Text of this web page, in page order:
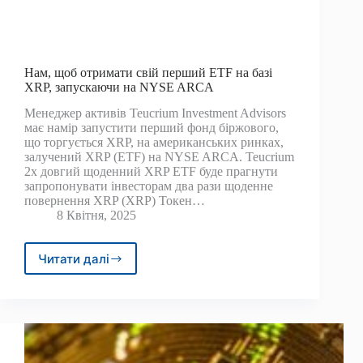
Нам, щоб отримати свій перший ETF на базі
XRP, запускаючи на NYSE ARCA
Менеджер активів Teucrium Investment Advisors
має намір запустити перший фонд біржового,
що торгується XRP, на американських ринках,
залучений XRP (ETF) на NYSE ARCA. Teucrium
2x довгий щоденний XRP ETF буде прагнути
запропонувати інвесторам два рази щоденне
повернення XRP (XRP) Токен…
8 Квітня, 2025
Читати далі
Нам,
перший
ETF